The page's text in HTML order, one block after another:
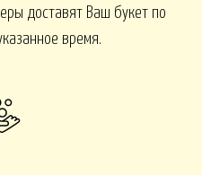
доставят Ваш букет по
время.